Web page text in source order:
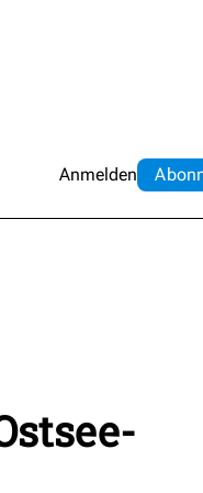
Anmelden Abo